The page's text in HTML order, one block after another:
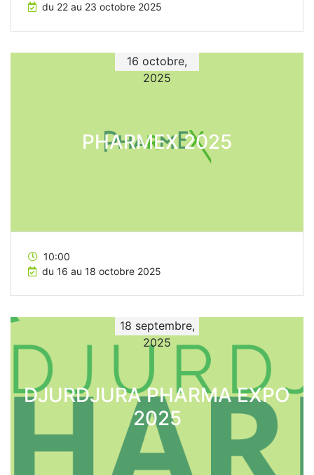
du 22 au 23 octobre 2025
16 octobre,
2025
PHARMEX 2025
10:00
du 16 au 18 octobre 2025
18 septembre,
2025
DJURDJURA PHARMA EXPO
2025